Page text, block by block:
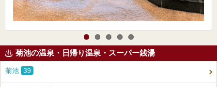
菊池の温泉・日帰り温泉・スーパー銭湯
菊池 39